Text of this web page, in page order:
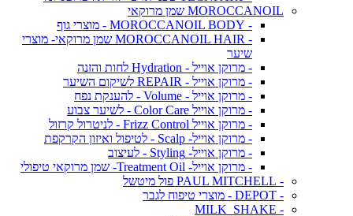
MOROCCANOIL שמן מרוקאי
- MOROCCANOIL BODY - מוצרי גוף
- MOROCCANOIL HAIR שמן מרוקאי- מוצרי
שיער
- מרוקן אוייל - Hydration לחות והזנה
- מרוקן אוייל - REPAIR לשיקום השיער
- מרוקן אוייל - Volume - להענקת נפח
- מרוקן אוייל Color Care - לשיער צבוע
- מרוקן אוייל Frizz Control - לניטרול קרזול
- מרוקן אוייל- Scalp - לטיפול ואיזון הקרקפת
- מרוקן אוייל- Styling - לעיצוב
- מרוקן אוייל- Treatment Oil- שמן מרוקאי טיפולי
- PAUL MITCHELL פול מיטשל
- DEPOT - מוצרי טיפוח לגבר
- MILK_SHAKE